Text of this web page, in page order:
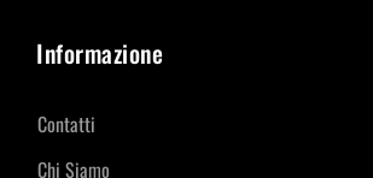
Informazione
Contatti
Chi Siamo